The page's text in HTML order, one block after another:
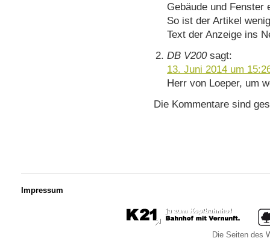
Gebäude und Fenster
So ist der Artikel
Text der Anzeige ins
DB V200 sagt:
13. Juni 2014 um
Herr von Loeper, um
Die Kommentare sind
Impressum
Die Seiten des